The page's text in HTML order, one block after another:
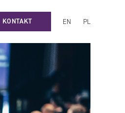
KONTAKT EN PL